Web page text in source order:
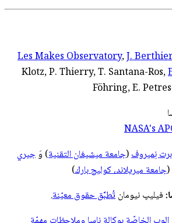
Les Makes Observatory,J. Berthier
Klotz, P. Thierry, T. Santana-Ros,
Föhring, E.
NASA's
نِميروف(جامعة ميشيغان التقنية) وَجيري
(جامعة ميريلاند، كوليج بارك)
فيليپ نيومانتُطبَّق حقوق معيّنة.